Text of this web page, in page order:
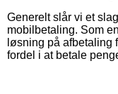
Generelt slår vi et
mobilbetaling. Som
løsning på afbetaling
fordel i at betale